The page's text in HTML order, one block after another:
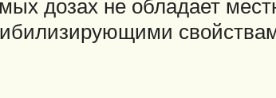
дозах не обладает